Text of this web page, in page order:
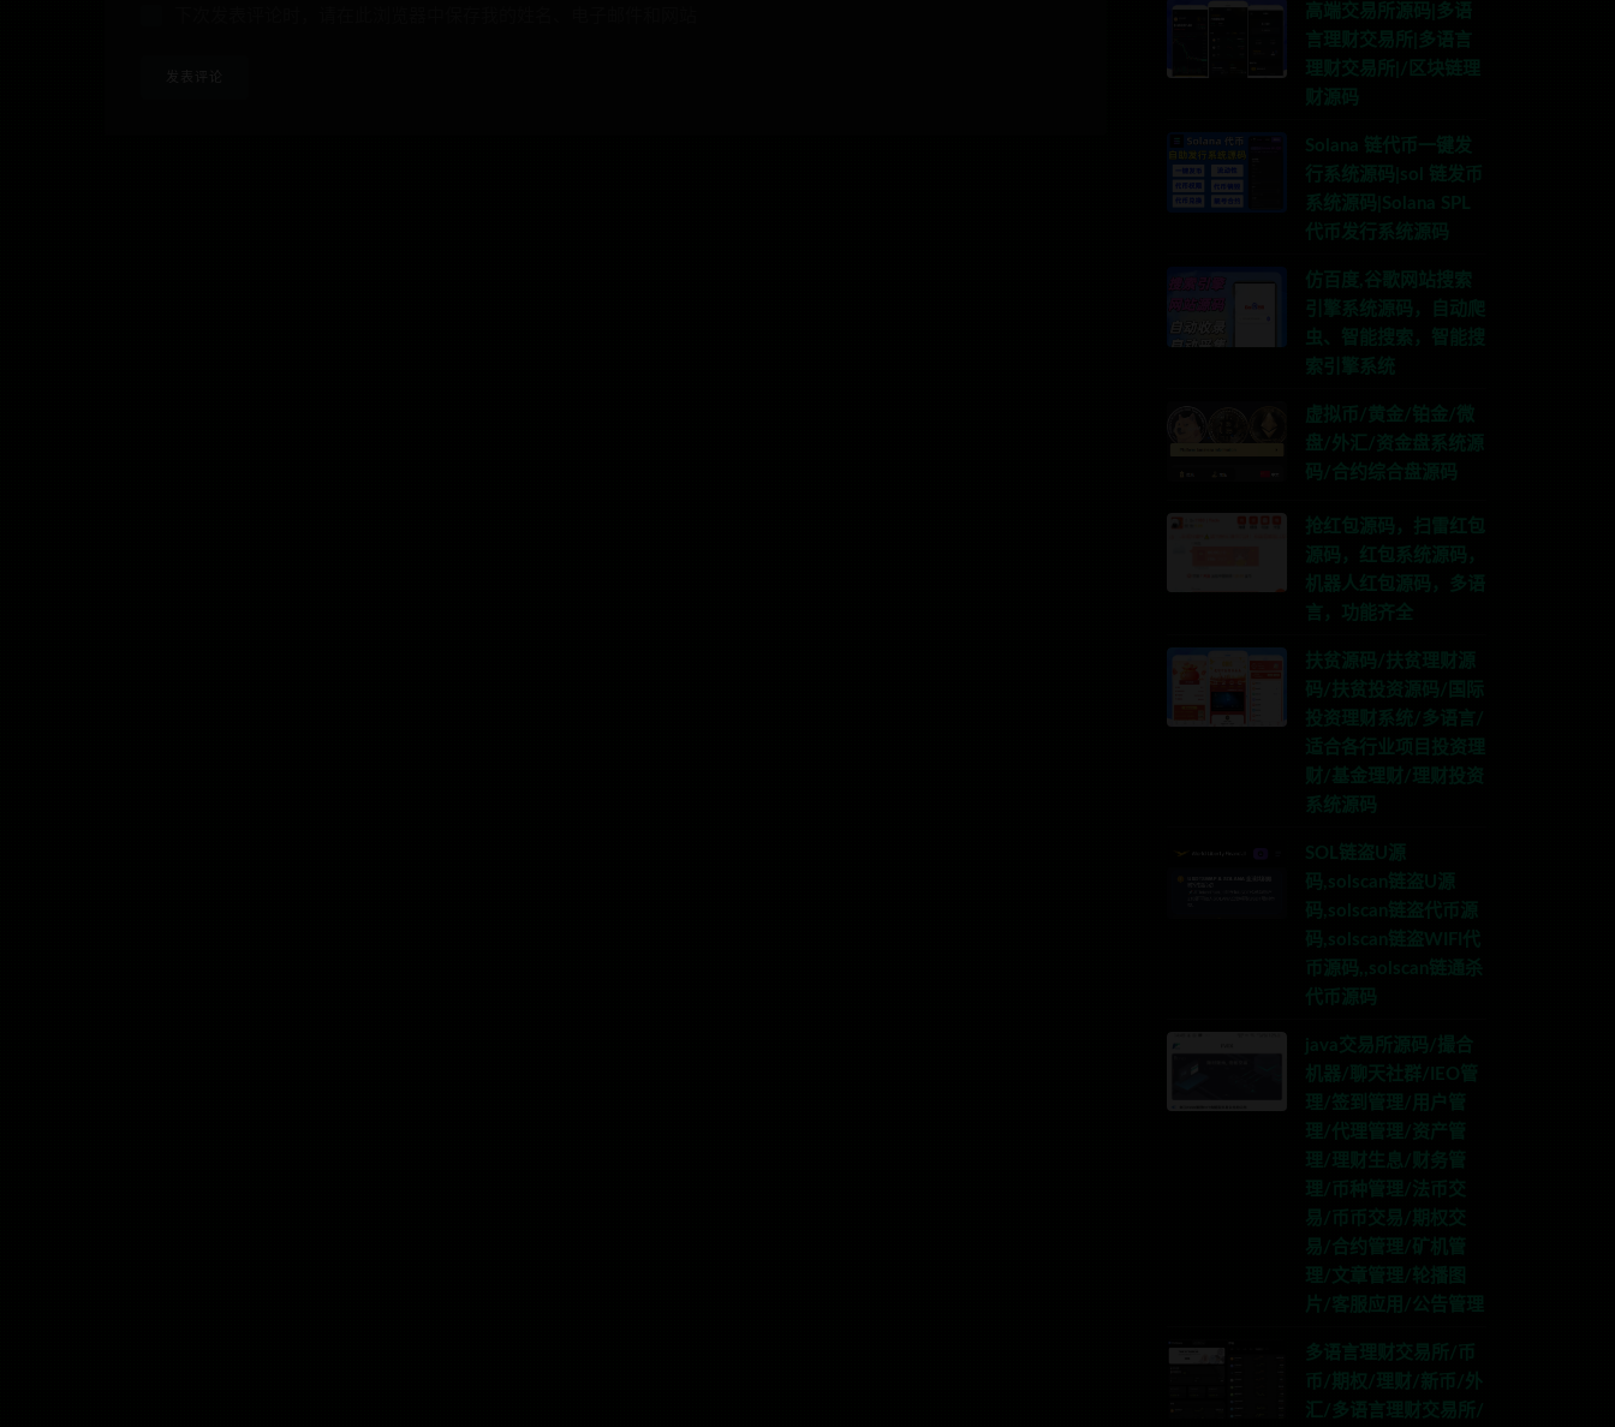
高端交易所源码|多语
言理财交易所|多语言
理财交易所|/区块链理
财源码
Solana 链代币一键发
行系统源码|sol 链发币
系统源码|Solana SPL
代币发行系统源码
仿百度,谷歌网站搜索
引擎系统源码，自动爬
虫、智能搜索，智能搜
索引擎系统
虚拟币/黄金/铂金/微
盘/外汇/资金盘系统源
码/合约综合盘源码
抢红包源码，扫雷红包
源码，红包系统源码，
机器人红包源码，多语
言，功能齐全
扶贫源码/扶贫理财源
码/扶贫投资源码/国际
投资理财系统/多语言/
适合各行业项目投资理
财/基金理财/理财投资
系统源码
SOL链盗U源
码,solscan链盗U源
码,solscan链盗代币源
码,solscan链盗WIFI代
币源码,,solscan链通杀
代币源码
java交易所源码/撮合
机器/聊天社群/IEO管
理/签到管理/用户管
理/代理管理/资产管
理/理财生息/财务管
理/币种管理/法币交
易/币币交易/期权交
易/合约管理/矿机管
理/文章管理/轮播图
片/客服应用/公告管理
多语言理财交易所/币
币/期权/理财/新币/外
汇/多语言理财交易所/